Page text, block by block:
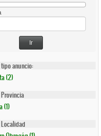
Ir
anuncio:
(2)
(1)
Filter